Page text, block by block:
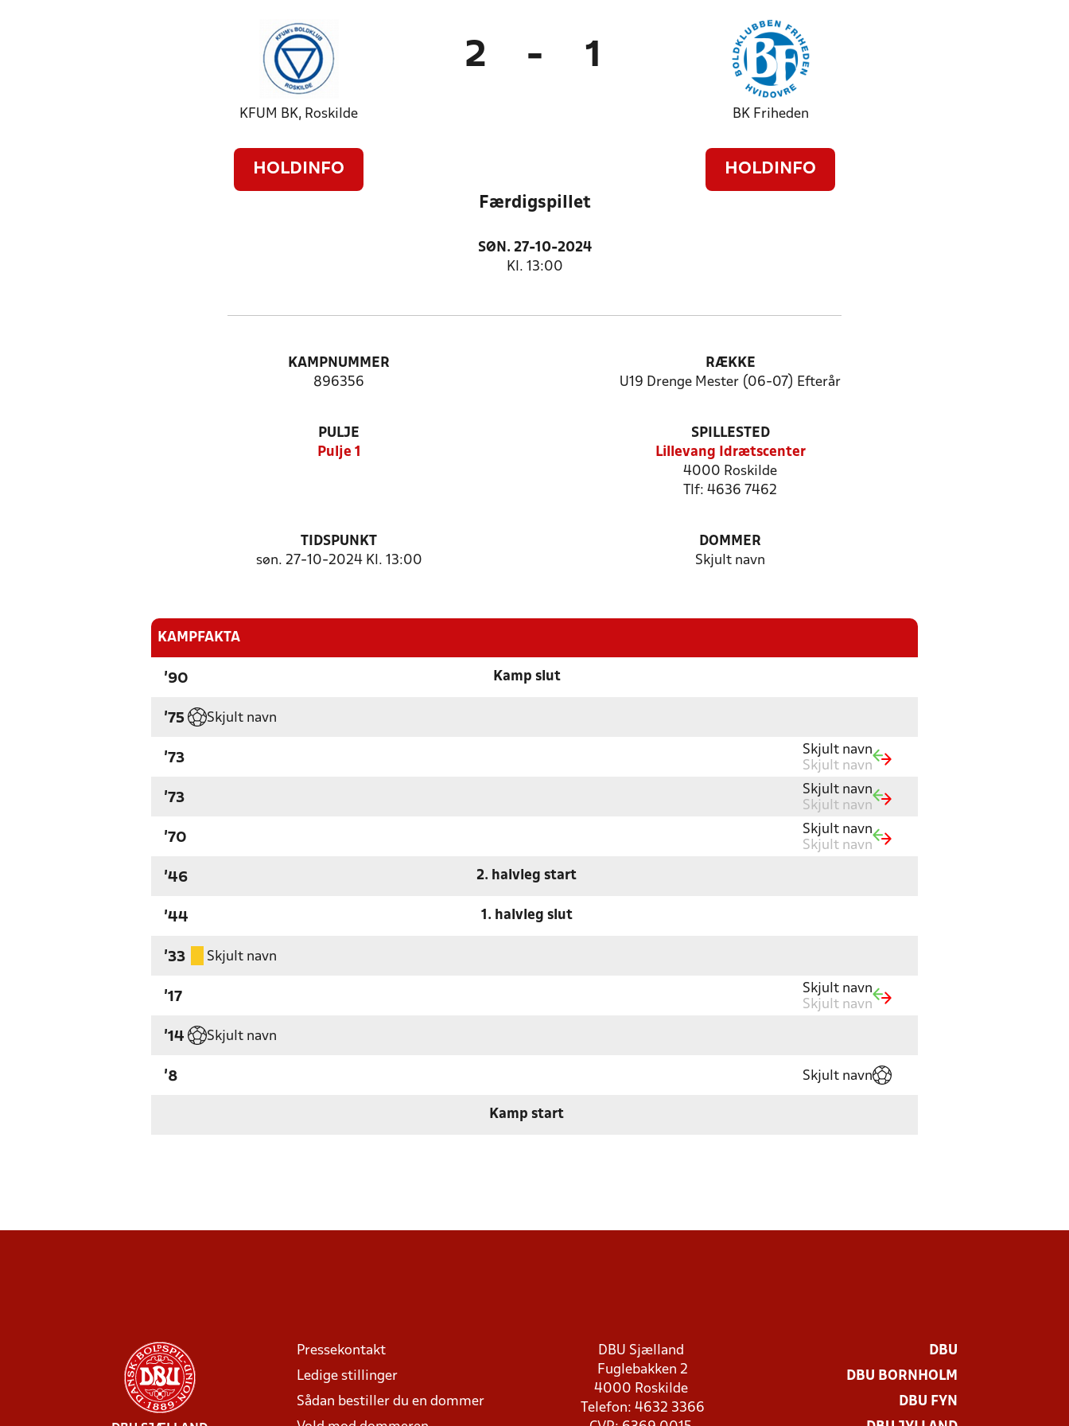
KFUM BK, Roskilde
HOLDINFO
2 - 1
BK Friheden
HOLDINFO
Færdigspillet
SØN. 27-10-2024
Kl. 13:00
KAMPNUMMER
896356
RÆKKE
U19 Drenge Mester (06-07) Efterår
PULJE
Pulje 1
SPILLESTED
Lillevang Idrætscenter
4000 Roskilde
Tlf: 4636 7462
TIDSPUNKT
søn. 27-10-2024 Kl. 13:00
DOMMER
Skjult navn
KAMPFAKTA
'90 Kamp slut
'75 Skjult navn
'73
Skjult navn
Skjult navn
'73
Skjult navn
Skjult navn
'70
Skjult navn
Skjult navn
'46 2. halvleg start
'44 1. halvleg slut
'33 Skjult navn
'17
Skjult navn
Skjult navn
'14 Skjult navn
'8 Skjult navn
Kamp start
Pressekontakt
Ledige stillinger
Sådan bestiller du en dommer
DBU Sjælland
Fuglebakken 2
4000 Roskilde
Telefon: 4632 3366
DBU
DBU BORNHOLM
DBU FYN